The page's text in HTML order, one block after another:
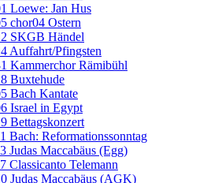
Loewe: Jan Hus
chor04 Ostern
SKGB Händel
Auffahrt/Pfingsten
Kammerchor Rämibühl
Buxtehude
Bach Kantate
Israel in Egypt
Bettagskonzert
Bach: Reformationssonntag
Judas Maccabäus (Egg)
Classicanto Telemann
Judas Maccabäus (AGK)